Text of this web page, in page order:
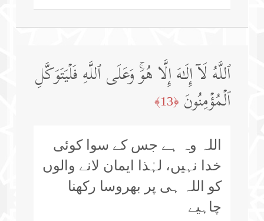
ٱللَّهُ لَاۤ إِلَـٰهَ إِلَّا هُوَۚ وَعَلَى ٱللَّهِ فَلۡیَتَوَكَّلِ
ٱلۡمُؤۡمِنُونَ ﴿13﴾
اللہ وہ ہے جس کے سوا کوئی
خدا نہیں، لہٰذا ایمان لانے والوں
کو اللہ ہی پر بھروسا رکھنا
چاہیے